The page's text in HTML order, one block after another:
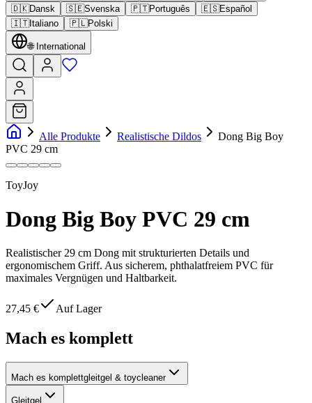
🇩🇰Dansk 🇸🇪Svenska 🇵🇹Português 🇪🇸Español
🇮🇹Italiano 🇵🇱Polski
🌐 International
Alle Produkte Realistische Dildos
Dong Big Boy
PVC 29 cm
ToyJoy
Dong Big Boy PVC 29 cm
Realistischer 29 cm Dong mit strukturierten Details und
ergonomischem Griff. Aus sicherem, phthalatfreiem PVC für
maximales Vergnügen und Haltbarkeit.
27,45 € Auf Lager
Mach es komplett
Mach es komplettgleitgel & toycleaner
Gleitgel